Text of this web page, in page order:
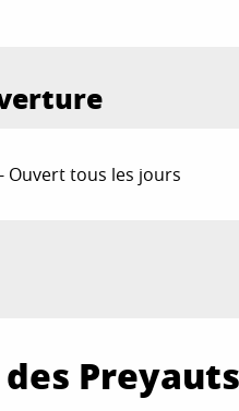
Ouvert tous les jours